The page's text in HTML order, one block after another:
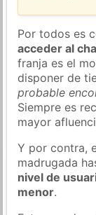
Por todos es
acceder al
franja es el
disponer de
probable
Siempre es
mayor
Y por contra,
madrugada
nivel de
menor.